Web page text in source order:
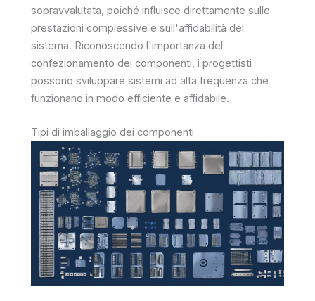
sopravvalutata, poiché influisce direttamente sulle
prestazioni complessive e sull'affidabilità del
sistema. Riconoscendo l'importanza del
confezionamento dei componenti, i progettisti
possono sviluppare sistemi ad alta frequenza che
funzionano in modo efficiente e affidabile.
Tipi di imballaggio dei componenti